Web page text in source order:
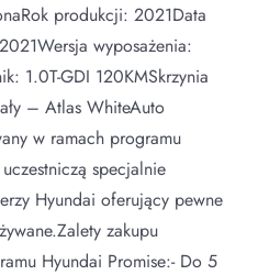
produkcji: 2021Data
wyposażenia:
1.0T-GDI 120KMSkrzynia
– Atlas WhiteAuto
w ramach programu
specjalnie
Hyundai oferujący pewne
zakupu
Hyundai Promise:- Do 5